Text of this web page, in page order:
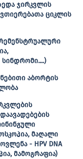
ჯირკვლის
ციკლის
აბორტის
მაღალი
- HPV DNA
მამოგრაფია)